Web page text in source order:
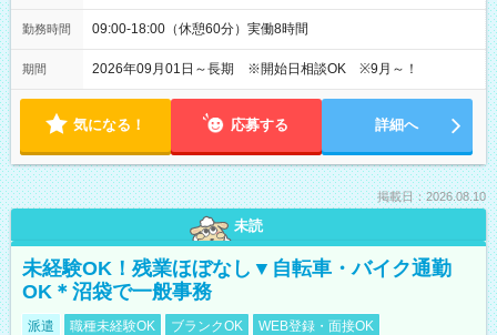
勤務時間 09:00-18:00（休憩60分）実働8時間
期間 2026年09月01日～長期 ※開始日相談OK ※9月～！
気になる！ 応募する 詳細へ
掲載日：2026.08.10
未読
未経験OK！残業ほぼなし▼自転車・バイク通勤
OK＊沼袋で一般事務
派遣 職種未経験OK ブランクOK WEB登録・面接OK